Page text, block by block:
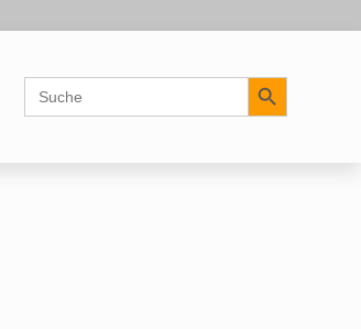
Search
for:
Search Button